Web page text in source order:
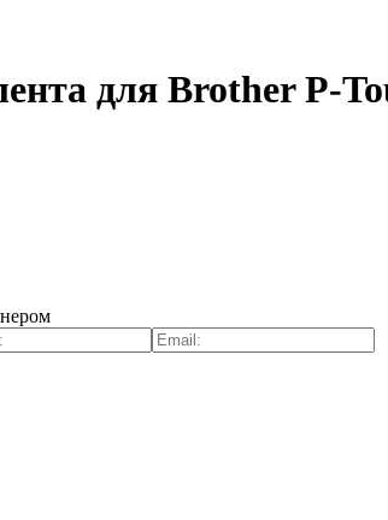
для Brother P-